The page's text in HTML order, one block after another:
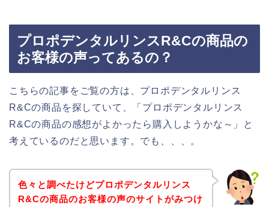
プロポデンタルリンスR&Cの商品の
お客様の声ってあるの？
こちらの記事をご覧の方は、プロポデンタルリンス
R&Cの商品を探していて、「プロポデンタルリンス
R&Cの商品の感想がよかったら購入しようかな～」と
考えているのだと思います。でも、、、。
色々と調べたけどプロポデンタルリンス
R&Cの商品のお客様の声のサイトがみつけ